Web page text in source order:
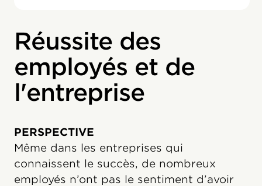
Réussite des
employés et de
l'entreprise
PERSPECTIVE
Même dans les entreprises qui
connaissent le succès, de nombreux
employés n’ont pas le sentiment d’avoir